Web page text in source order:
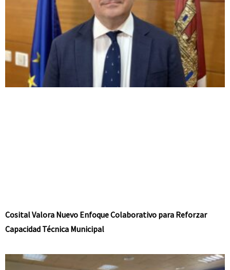
Cosital Valora Nuevo Enfoque Colaborativo para Reforzar
Capacidad Técnica Municipal